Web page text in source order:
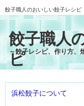
餃子職人のおいしい餃子レシピ
餃子職人
ピ
～餃子レシピ、作り方、
浜松餃子について